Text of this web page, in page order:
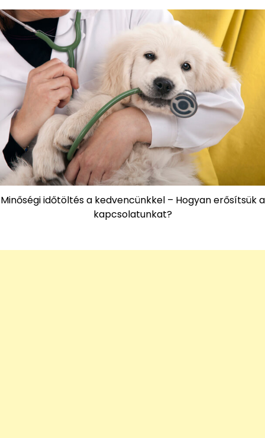
Minőségi időtöltés a kedvencünkkel – Hogyan erősítsük a
kapcsolatunkat?